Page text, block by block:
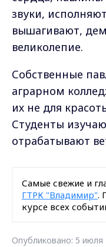
звуки,
вышагивают,
великолепие.
Собственные
аграрном
их не для
Студенты
отрабатывают
Самые свежие и
ГТРК "Владимир".
курсе всех
Опубликовано: 5 июля